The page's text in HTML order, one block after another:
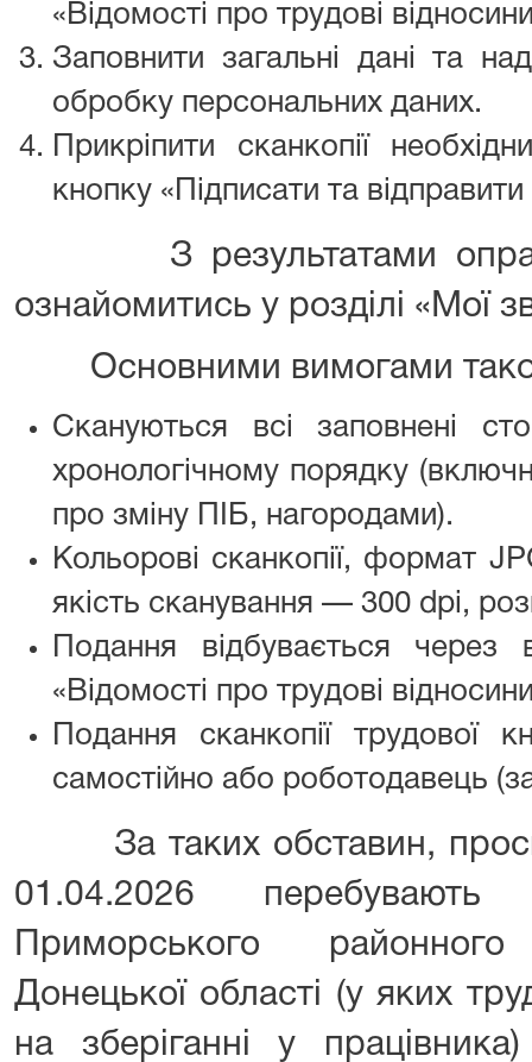
«Відомості про трудові
Заповнити загальні дані та
обробку персональних даних.
Прикріпити сканкопії
кнопку «Підписати та
З результатами
ознайомитись у розділі «Мої
Основними вимогами
Скануються всі заповнені
хронологічному порядку
про зміну ПІБ, нагородами).
Кольорові сканкопії, формат
якість сканування — 300 dpi,
Подання відбувається
«Відомості про трудові
Подання сканкопії трудової
самостійно або роботодавець
За таких обставин,
01.04.2026
Приморського
Донецької області (у яких
на зберіганні у